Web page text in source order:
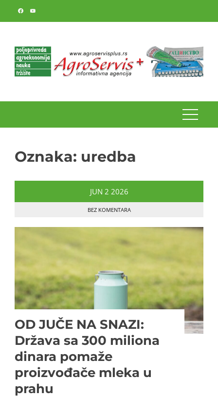
Oznaka: uredba
JUN 2 2026
BEZ KOMENTARA
OD JUČE NA SNAZI:
Država sa 300 miliona
dinara pomaže
proizvođače mleka u
prahu